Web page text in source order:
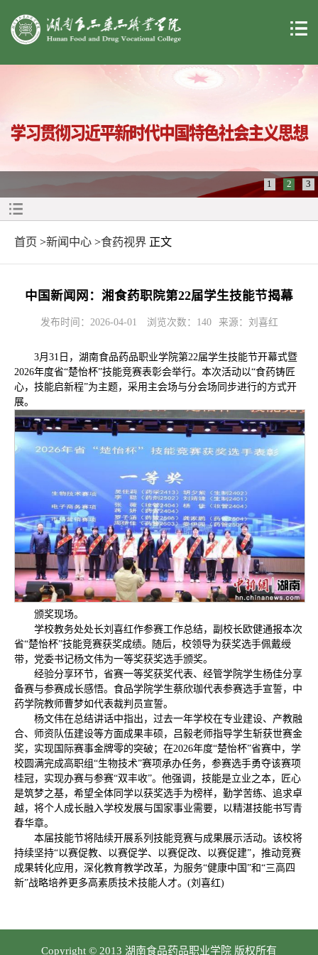
1 2 3
首页 >新闻中心 >食药视界 正文
中国新闻网：湘食药职院第22届学生技能节揭幕
发布时间：2026-04-01 浏览次数： 140 来源：刘喜红
3月31日，湖南食品药品职业学院第22届学生技能节开幕式暨
2026年度省“楚怡杯”技能竞赛表彰会举行。本次活动以“食药铸匠
心，技能启新程”为主题，采用主会场与分会场同步进行的方式开
展。
颁奖现场。
学校教务处处长刘喜红作参赛工作总结，副校长欧健通报本次
省“楚怡杯”技能竞赛获奖成绩。随后，校领导为获奖选手佩戴绶
带，党委书记杨文伟为一等奖获奖选手颁奖。
经验分享环节，省赛一等奖获奖代表、经管学院学生杨佳分享
备赛与参赛成长感悟。食品学院学生蔡欣珈代表参赛选手宣誓，中
药学院教师曹梦如代表裁判员宣誓。
杨文伟在总结讲话中指出，过去一年学校在专业建设、产教融
合、师资队伍建设等方面成果丰硕，吕毅老师指导学生斩获世赛金
奖，实现国际赛事金牌零的突破；在2026年度“楚怡杯”省赛中，学
校圆满完成高职组“生物技术”赛项承办任务，参赛选手勇夺该赛项
桂冠，实现办赛与参赛“双丰收”。他强调，技能是立业之本，匠心
是筑梦之基，希望全体同学以获奖选手为榜样，勤学苦练、追求卓
越，将个人成长融入学校发展与国家事业需要，以精湛技能书写青
春华章。
本届技能节将陆续开展系列技能竞赛与成果展示活动。该校将
持续坚持“以赛促教、以赛促学、以赛促改、以赛促建”，推动竞赛
成果转化应用，深化教育教学改革，为服务“健康中国”和“三高四
新”战略培养更多高素质技术技能人才。(刘喜红)
Copyright © 2013 湖南食品药品职业学院 版权所有